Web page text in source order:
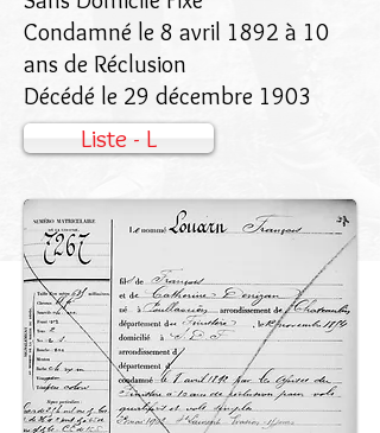
Liste - L
Condamné le 8 avril 1892 à 10
ans de Réclusion
Décédé le 29 décembre 1903